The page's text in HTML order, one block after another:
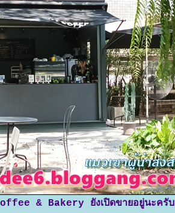
& Bakery ยังเปิดขายอยู่นะครับ